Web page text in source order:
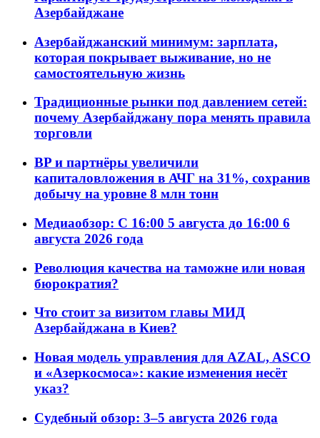
Азербайджане
Азербайджанский минимум: зарплата,
которая покрывает выживание, но не
самостоятельную жизнь
Традиционные рынки под давлением сетей:
почему Азербайджану пора менять правила
торговли
BP и партнёры увеличили
капиталовложения в АЧГ на 31%, сохранив
добычу на уровне 8 млн тонн
Медиаобзор: С 16:00 5 августа до 16:00 6
августа 2026 года
Революция качества на таможне или новая
бюрократия?
Что стоит за визитом главы МИД
Азербайджана в Киев?
Новая модель управления для AZAL, ASCO
и «Азеркосмоса»: какие изменения несёт
указ?
Судебный обзор: 3–5 августа 2026 года